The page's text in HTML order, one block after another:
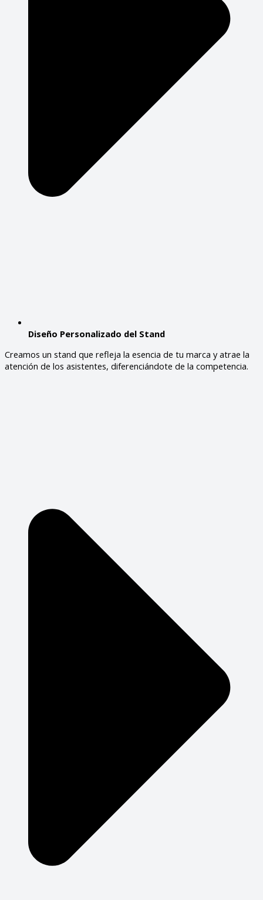
Diseño Personalizado del Stand
Creamos un stand que refleja la esencia de tu marca y atrae la
atención de los asistentes, diferenciándote de la competencia.